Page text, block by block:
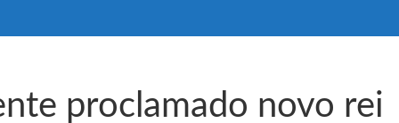
proclamado novo rei